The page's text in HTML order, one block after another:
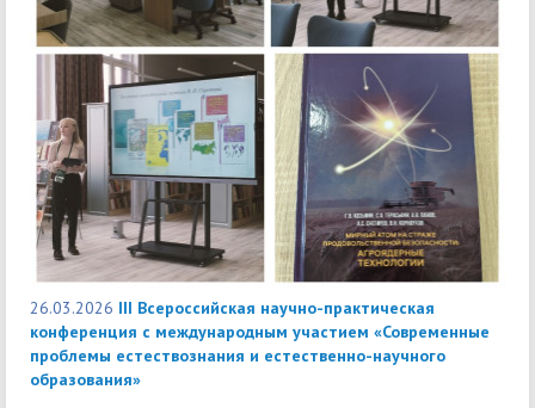
26.03.2026 III Всероссийская научно-практическая
конференция с международным участием «Современные
проблемы естествознания и естественно-научного
образования»